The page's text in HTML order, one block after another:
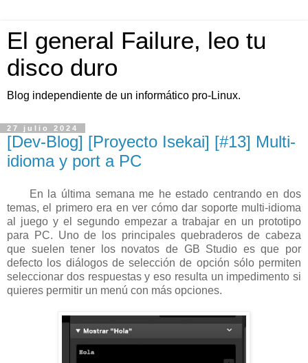
El general Failure, leo tu
disco duro
Blog independiente de un informático pro-Linux.
27 julio 2024
[Dev-Blog] [Proyecto Isekai] [#13] Multi-
idioma y port a PC
En la última semana me he estado centrando en dos
temas, el primero era en ver cómo dar soporte multi-idioma
al juego y el segundo empezar a trabajar en un prototipo
para PC. Uno de los principales quebraderos de cabeza
que suelen tener los novatos de GB Studio es que por
defecto los diálogos de selección de opción sólo permiten
seleccionar dos respuestas y eso resulta un impedimento si
quieres permitir un menú con más opciones.